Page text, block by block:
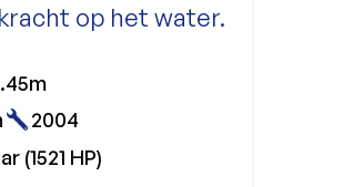
op het water.
2004
(1521 HP)